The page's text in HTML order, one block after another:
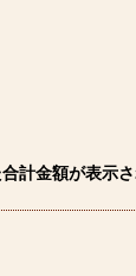
計金額が表示さ